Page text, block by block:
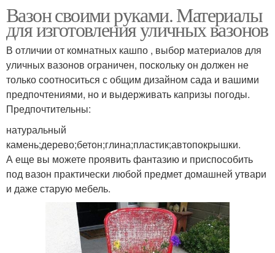
Вазон своими руками. Материалы
для изготовления уличных вазонов
В отличии от комнатных кашпо , выбор материалов для
уличных вазонов ограничен, поскольку он должен не
только соотноситься с общим дизайном сада и вашими
предпочтениями, но и выдерживать капризы погоды.
Предпочтительны:
натуральный
камень;дерево;бетон;глина;пластик;автопокрышки.
А еще вы можете проявить фантазию и приспособить
под вазон практически любой предмет домашней утвари
и даже старую мебель.